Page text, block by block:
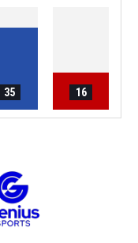
35 16